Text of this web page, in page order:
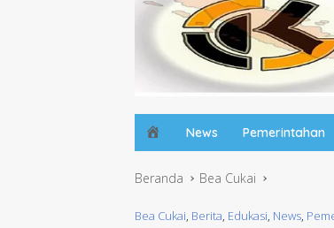
o
e
News Pemerintahan
Beranda Bea Cukai
Bea Cukai, Berita, Edukasi, News,